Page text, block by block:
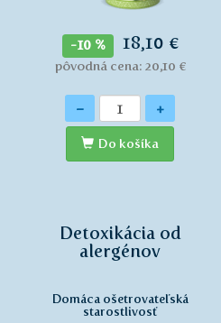
-10 % 18,10 €
pôvodná cena: 20,10 €
Množstvo
- +
Do košíka
Detoxikácia od
alergénov
Domáca ošetrovateľská
starostlivosť